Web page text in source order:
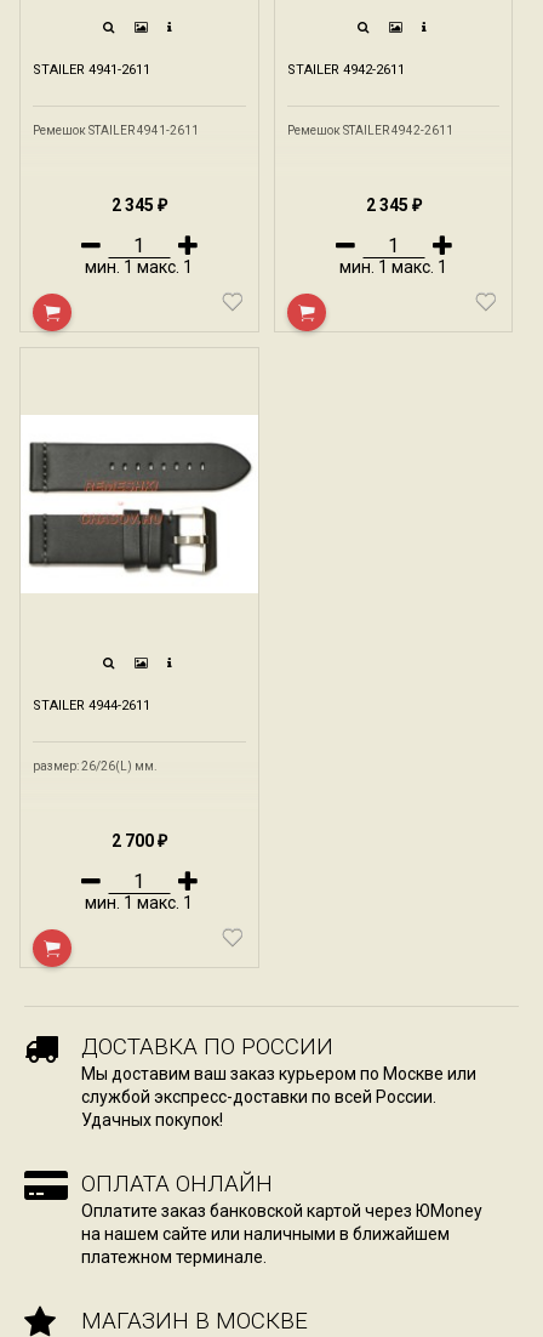
STAILER 4941-2611
Ремешок STAILER 4941-2611​
2 345 ₽
мин. 1макс. 1
STAILER 4942-2611
Ремешок STAILER 4942-2611​
2 345 ₽
мин. 1макс. 1
STAILER 4944-2611
размер: 26/26(L) мм.
2 700 ₽
мин. 1макс. 1
ДОСТАВКА ПО РОССИИ
Мы доставим ваш заказ курьером по Москве или
службой экспресс-доставки по всей России.
Удачных покупок!
ОПЛАТА ОНЛАЙН
Оплатите заказ банковской картой через ЮMoney
на нашем сайте или наличными в ближайшем
платежном терминале.
МАГАЗИН В МОСКВЕ